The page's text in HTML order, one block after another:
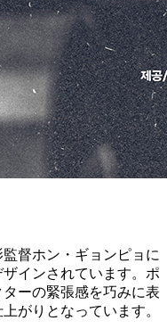
督ホン・ギョンピョに
インされています。ポ
ーの緊張感を巧みに表
がりとなっています。